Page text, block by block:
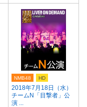
2018年7月18日（水）
チームN「目撃者」公
演 ...
NMB48 HD